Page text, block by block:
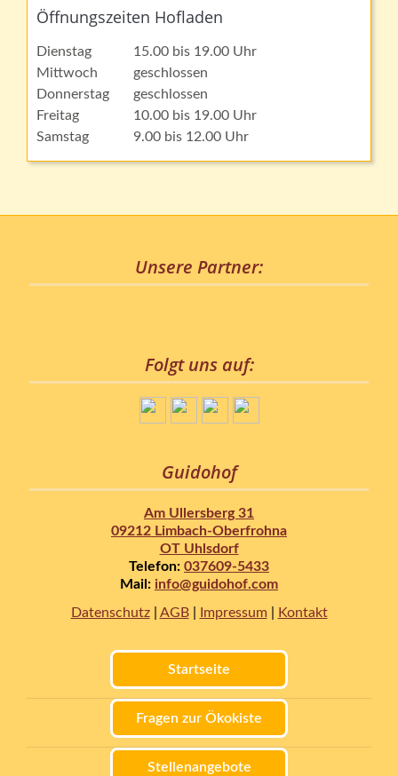
Öffnungszeiten Hofladen
Dienstag
15.00 bis 19.00 Uhr
Mittwoch
geschlossen
Donnerstag
geschlossen
Freitag
10.00 bis 19.00 Uhr
Samstag
9.00 bis 12.00 Uhr
Unsere Partner:
Folgt uns auf:
Guidohof
Am Ullersberg 31
09212 Limbach-Oberfrohna
OT Uhlsdorf
Telefon: 037609-5433
Mail: info@guidohof.com
Datenschutz| AGB| Impressum Kontakt
Startseite
Fragen zur Ökokiste
Stellenangebote